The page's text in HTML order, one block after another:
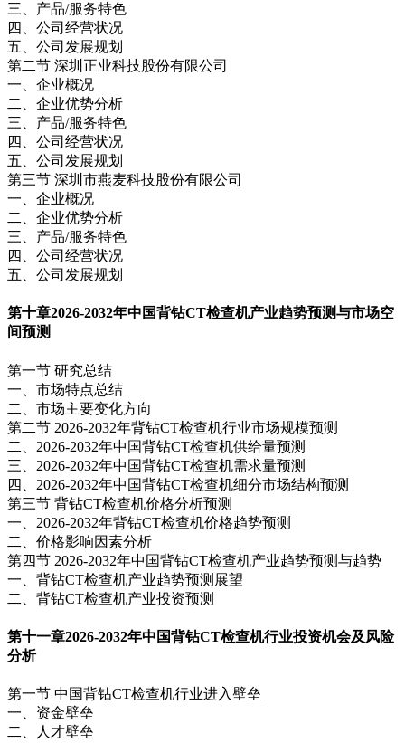
三、产品/服务特色
四、公司经营状况
五、公司发展规划
第二节 深圳正业科技股份有限公司
一、企业概况
二、企业优势分析
三、产品/服务特色
四、公司经营状况
五、公司发展规划
第三节 深圳市燕麦科技股份有限公司
一、企业概况
二、企业优势分析
三、产品/服务特色
四、公司经营状况
五、公司发展规划
第十章2026-2032年中国背钻CT检查机产业趋势预测与市场空
间预测
第一节 研究总结
一、市场特点总结
二、市场主要变化方向
第二节 2026-2032年背钻CT检查机行业市场规模预测
二、2026-2032年中国背钻CT检查机供给量预测
三、2026-2032年中国背钻CT检查机需求量预测
四、2026-2032年中国背钻CT检查机细分市场结构预测
第三节 背钻CT检查机价格分析预测
一、2026-2032年背钻CT检查机价格趋势预测
二、价格影响因素分析
第四节 2026-2032年中国背钻CT检查机产业趋势预测与趋势
一、背钻CT检查机产业趋势预测展望
二、背钻CT检查机产业投资预测
第十一章2026-2032年中国背钻CT检查机行业投资机会及风险
分析
第一节 中国背钻CT检查机行业进入壁垒
一、资金壁垒
二、人才壁垒